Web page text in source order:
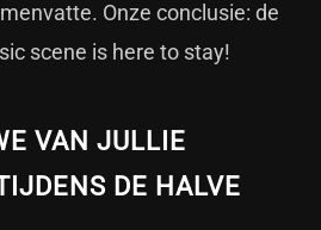
Onze conclusie: de
scene is here to stay!
VAN JULLIE
DE HALVE